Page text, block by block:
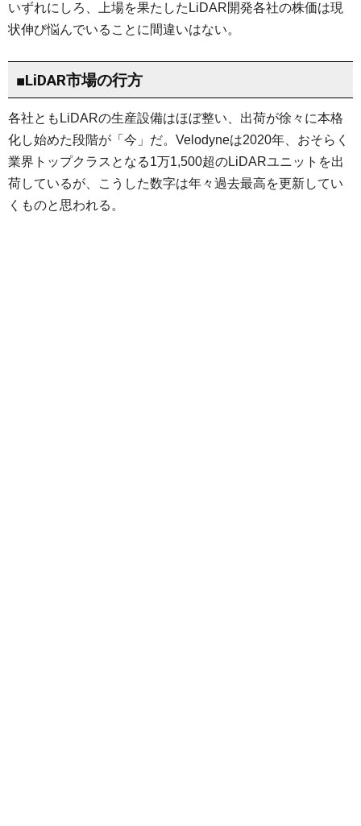
いずれにしろ、上場を果たしたLiDAR開発各社の株価は現
状伸び悩んでいることに間違いはない。
■LiDAR市場の行方
各社ともLiDARの生産設備はほぼ整い、出荷が徐々に本格
化し始めた段階が「今」だ。Velodyneは2020年、おそらく
業界トップクラスとなる1万1,500超のLiDARユニットを出
荷しているが、こうした数字は年々過去最高を更新してい
くものと思われる。